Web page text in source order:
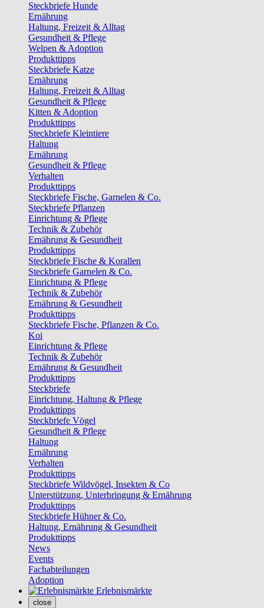
Steckbriefe Hunde
Ernährung
Haltung, Freizeit & Alltag
Gesundheit & Pflege
Welpen & Adoption
Produkttipps
Steckbriefe Katze
Ernährung
Haltung, Freizeit & Alltag
Gesundheit & Pflege
Kitten & Adoption
Produkttipps
Steckbriefe Kleintiere
Haltung
Ernährung
Gesundheit & Pflege
Verhalten
Produkttipps
Steckbriefe Fische, Garnelen & Co.
Steckbriefe Pflanzen
Einrichtung & Pflege
Technik & Zubehör
Ernährung & Gesundheit
Produkttipps
Steckbriefe Fische & Korallen
Steckbriefe Garnelen & Co.
Einrichtung & Pflege
Technik & Zubehör
Ernährung & Gesundheit
Produkttipps
Steckbriefe Fische, Pflanzen & Co.
Koi
Einrichtung & Pflege
Technik & Zubehör
Ernährung & Gesundheit
Produkttipps
Steckbriefe
Einrichtung, Haltung & Pflege
Produkttipps
Steckbriefe Vögel
Gesundheit & Pflege
Haltung
Ernährung
Verhalten
Produkttipps
Steckbriefe Wildvögel, Insekten & Co
Unterstützung, Unterbringung & Ernährung
Produkttipps
Steckbriefe Hühner & Co.
Haltung, Ernährung & Gesundheit
Produkttipps
News
Events
Fachabteilungen
Adoption
Erlebnismärkte
close